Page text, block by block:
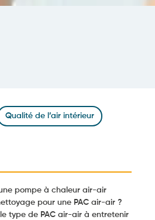
Qualité de l’air intérieur
pompe à chaleur air-air
pour une PAC air-air ?
le type de PAC air-air à entretenir